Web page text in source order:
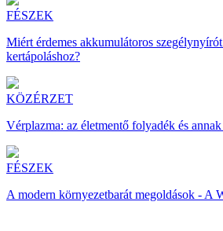
FÉSZEK
Miért érdemes akkumulátoros
kertápoláshoz?
KÖZÉRZET
Vérplazma: az életmentő folyadék és
FÉSZEK
A modern környezetbarát megoldások - A